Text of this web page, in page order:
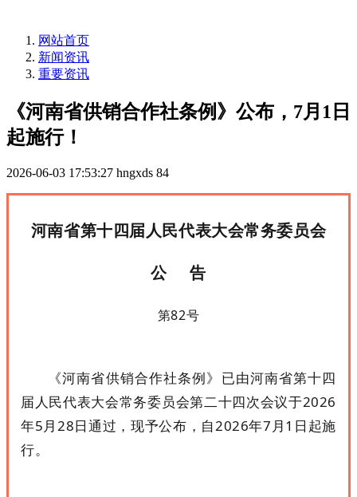
网站首页
新闻资讯
重要资讯
《河南省供销合作社条例》公布，7月1日
起施行！
2026-06-03 17:53:27 hngxds 84
河南省第十四届人民代表大会常务委员会
公 告
第82号
《河南省供销合作社条例》已由河南省第十四
届人民代表大会常务委员会第二十四次会议于2026
年5月28日通过，现予公布，自2026年7月1日起施
行。